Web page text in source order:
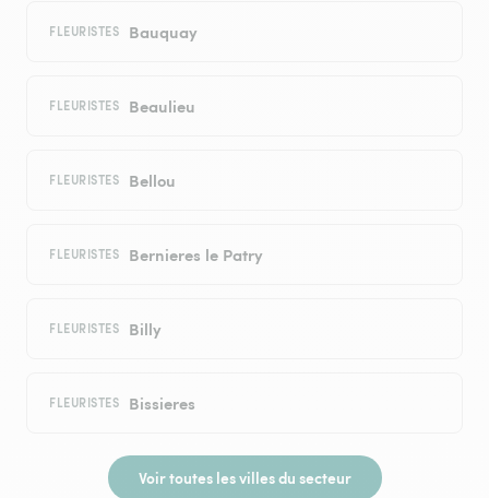
FLEURISTES Bauquay
FLEURISTES Beaulieu
FLEURISTES Bellou
FLEURISTES Bernieres le Patry
FLEURISTES Billy
FLEURISTES Bissieres
Voir toutes les villes du secteur